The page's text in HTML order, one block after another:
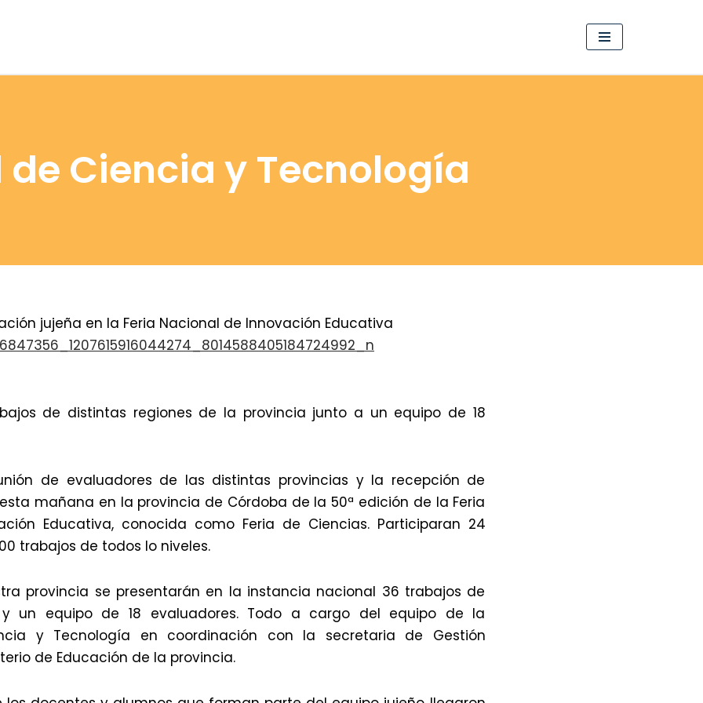
Ciencia y Tecnología
jujeña en la Feria Nacional de Innovación Educativa
de distintas regiones de la provincia junto a un equipo de 18
de evaluadores de las distintas provincias y la recepción de
mañana en la provincia de Córdoba de la 50ª edición de la Feria
Educativa, conocida como Feria de Ciencias. Participaran 24
trabajos de todos lo niveles.
provincia se presentarán en la instancia nacional 36 trabajos de
y un equipo de 18 evaluadores. Todo a cargo del equipo de la
y Tecnología en coordinación con la secretaria de Gestión
de Educación de la provincia.